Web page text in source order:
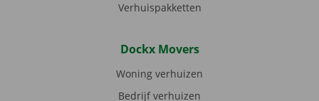
Verhuispakketten
Dockx Movers
Woning verhuizen
Bedrijf verhuizen